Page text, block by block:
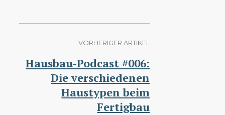
VORHERIGER ARTIKEL
Hausbau-Podcast #006:
Die verschiedenen
Haustypen beim
Fertigbau